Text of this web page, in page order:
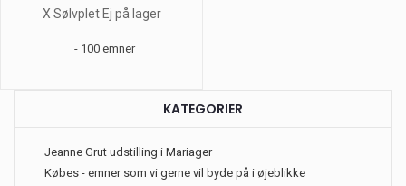
X Sølvplet Ej på lager
- 100 emner
KATEGORIER
Jeanne Grut udstilling i Mariager
Købes - emner som vi gerne vil byde på i øjeblikke